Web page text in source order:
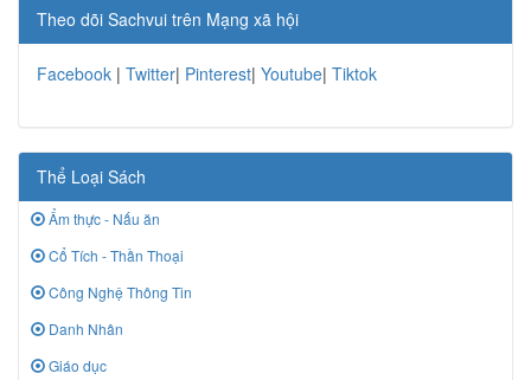
Theo dõi Sachvui trên Mạng xã hội
Facebook | Twitter| Pinterest| Youtube| Tiktok
Thể Loại Sách
Ẩm thực - Nấu ăn
Cổ Tích - Thần Thoại
Công Nghệ Thông Tin
Danh Nhân
Giáo dục